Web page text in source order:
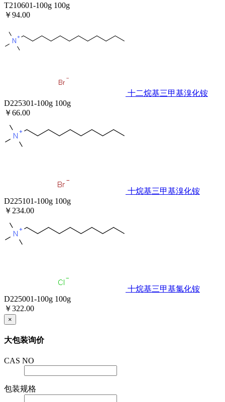
T210601-100g 100g
￥94.00
十二烷基三甲基溴化铵
D225301-100g 100g
￥66.00
十烷基三甲基溴化铵
D225101-100g 100g
￥234.00
十烷基三甲基氯化铵
D225001-100g 100g
￥322.00
×
大包装询价
CAS NO
包装规格